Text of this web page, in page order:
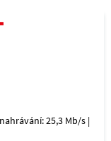
25,3 Mb/s |